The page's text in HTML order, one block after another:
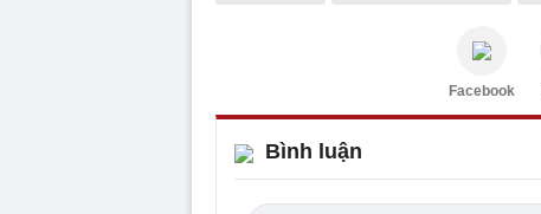
Facebook
Bình luận